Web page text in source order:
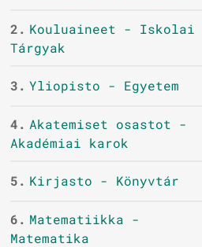
2. Kouluaineet - Iskolai
Tárgyak
3. Yliopisto - Egyetem
4. Akatemiset osastot -
Akadémiai karok
5. Kirjasto - Könyvtár
6. Matematiikka -
Matematika